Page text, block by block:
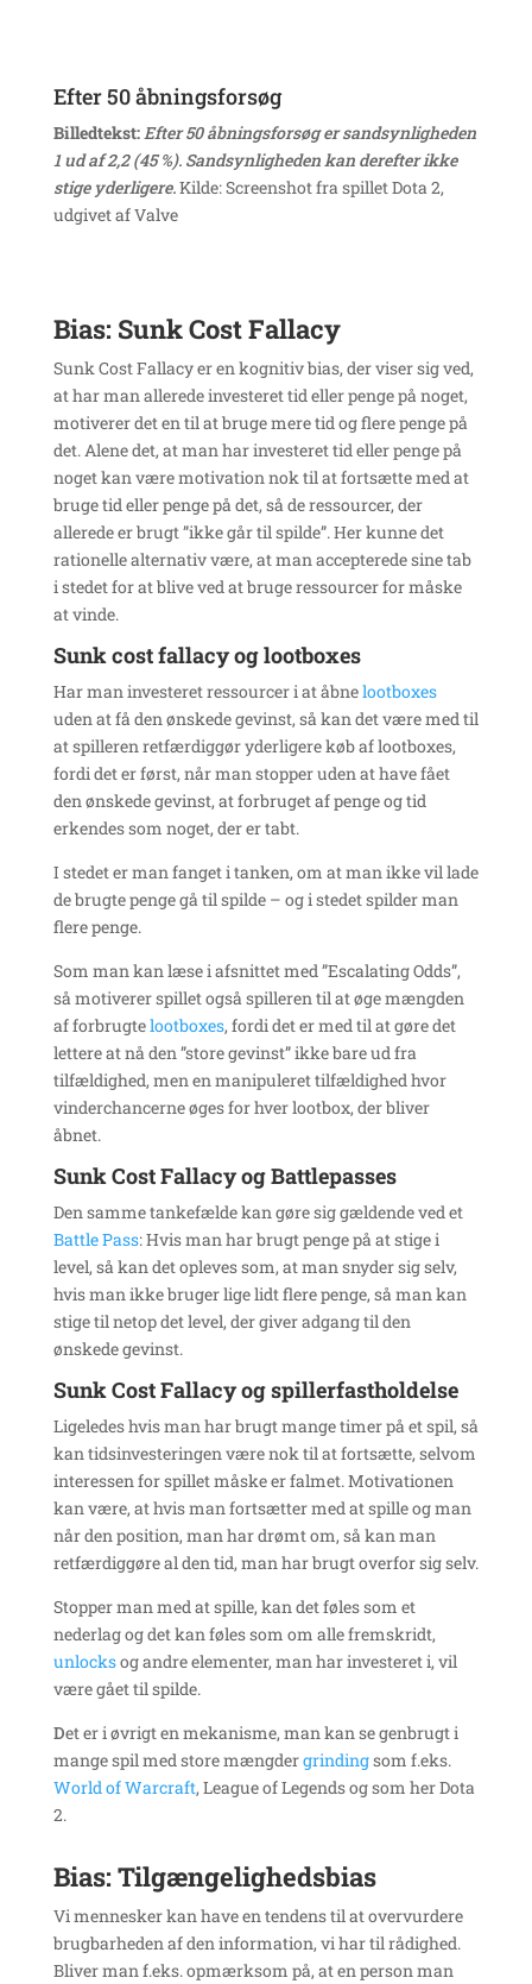
Efter 50 åbningsforsøg
Billedtekst:Efter 50 åbningsforsøg er sandsynligheden
1 ud af 2,2 (45 %). Sandsynligheden kan derefter ikke
stige yderligere.Kilde: Screenshot fra spillet Dota 2,
udgivet af Valve
Bias: Sunk Cost Fallacy
Sunk Cost Fallacy er en kognitiv bias, der viser sig ved,
at har man allerede investeret tid eller penge på noget,
motiverer det en til at bruge mere tid og flere penge på
det. Alene det, at man har investeret tid eller penge på
noget kan være motivation nok til at fortsætte med at
bruge tid eller penge på det, så de ressourcer, der
allerede er brugt ”ikke går til spilde”. Her kunne det
rationelle alternativ være, at man accepterede sine tab
i stedet for at blive ved at bruge ressourcer for måske
at vinde.
Sunk cost fallacy og lootboxes
Har man investeret ressourcer i at åbnelootboxes
uden at få den ønskede gevinst, så kan det være med til
at spilleren retfærdiggør yderligere køb af lootboxes,
fordi det er først, når man stopper uden at have fået
den ønskede gevinst, at forbruget af penge og tid
erkendes som noget, der er tabt.
I stedet er man fanget i tanken, om at man ikke vil lade
de brugte penge gå til spilde – og i stedet spilder man
flere penge.
Som man kan læse i afsnittet med ”Escalating Odds”,
så motiverer spillet også spilleren til at øge mængden
af forbrugtelootboxes, fordi det er med til at gøre det
lettere at nå den ”store gevinst” ikke bare ud fra
tilfældighed, men en manipuleret tilfældighed hvor
vinderchancerne øges for hver lootbox, der bliver
åbnet.
Sunk Cost Fallacy og Battlepasses
Den samme tankefælde kan gøre sig gældende ved et
Battle Pass: Hvis man har brugt penge på at stige i
level, så kan det opleves som, at man snyder sig selv,
hvis man ikke bruger lige lidt flere penge, så man kan
stige til netop det level, der giver adgang til den
ønskede gevinst.
Sunk Cost Fallacy og spillerfastholdelse
Ligeledes hvis man har brugt mange timer på et spil, så
kan tidsinvesteringen være nok til at fortsætte, selvom
interessen for spillet måske er falmet. Motivationen
kan være, at hvis man fortsætter med at spille og man
når den position, man har drømt om, så kan man
retfærdiggøre al den tid, man har brugt overfor sig selv.
Stopper man med at spille, kan det føles som et
nederlag og det kan føles som om alle fremskridt,
unlocksog andre elementer, man har investeret i, vil
være gået til spilde.
Det er i øvrigt en mekanisme, man kan se genbrugt i
mange spil med store mængdergrindingsom f.eks.
World of Warcraft, League of Legends og som her Dota
2.
Bias: Tilgængelighedsbias
Vi mennesker kan have en tendens til at overvurdere
brugbarheden af den information, vi har til rådighed.
Bliver man f.eks. opmærksom på, at en person man